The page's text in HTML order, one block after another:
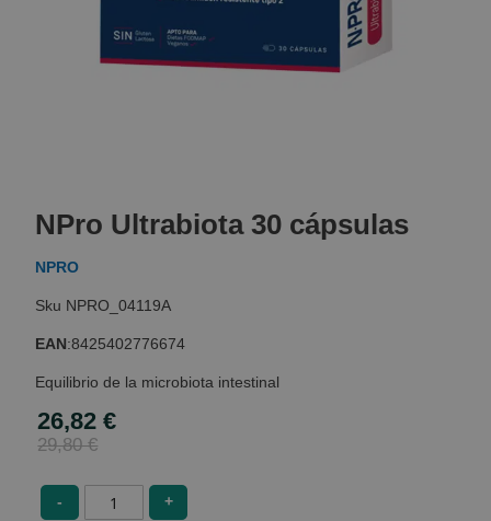
the
of
images
NPro Ultrabiota 30 cápsulas
NPRO
NPRO_04119A
EAN:8425402776674
Equilibrio de la microbiota intestinal
Special
Price
26,82 €
29,80 €
- +